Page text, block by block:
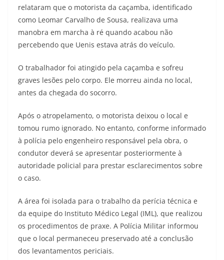
relataram que o motorista da caçamba, identificado
como Leomar Carvalho de Sousa, realizava uma
manobra em marcha à ré quando acabou não
percebendo que Uenis estava atrás do veículo.
O trabalhador foi atingido pela caçamba e sofreu
graves lesões pelo corpo. Ele morreu ainda no local,
antes da chegada do socorro.
Após o atropelamento, o motorista deixou o local e
tomou rumo ignorado. No entanto, conforme informado
à polícia pelo engenheiro responsável pela obra, o
condutor deverá se apresentar posteriormente à
autoridade policial para prestar esclarecimentos sobre
o caso.
A área foi isolada para o trabalho da perícia técnica e
da equipe do Instituto Médico Legal (IML), que realizou
os procedimentos de praxe. A Polícia Militar informou
que o local permaneceu preservado até a conclusão
dos levantamentos periciais.